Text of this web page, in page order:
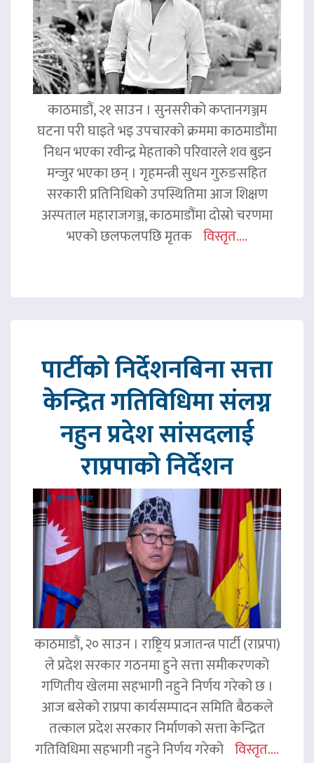
काठमाडौं, २१ साउन । सुनसरीको कप्तानगञ्जम
घटना परी घाइते भइ उपचारको क्रममा काठमाडौंमा
निधन भएका रवीन्द्र मेहताको परिवारले शव बुझ्न
मन्जुर भएका छन् । गृहमन्त्री सुधन गुरुङसहित
सरकारी प्रतिनिधिको उपस्थितिमा आज शिक्षण
अस्पताल महाराजगञ्ज, काठमाडौंमा दोस्रो चरणमा
भएको छलफलपछि मृतक विस्तृत....
पार्टीको निर्देशनबिना सत्ता
केन्द्रित गतिविधिमा संलग्न
नहुन प्रदेश सांसदलाई
राप्रपाको निर्देशन
काठमाडौं, २० साउन । राष्ट्रिय प्रजातन्त्र पार्टी (राप्रपा)
ले प्रदेश सरकार गठनमा हुने सत्ता समीकरणको
गणितीय खेलमा सहभागी नहुने निर्णय गरेको छ ।
आज बसेको राप्रपा कार्यसम्पादन समिति बैठकले
तत्काल प्रदेश सरकार निर्माणको सत्ता केन्द्रित
गतिविधिमा सहभागी नहुने निर्णय गरेको विस्तृत....